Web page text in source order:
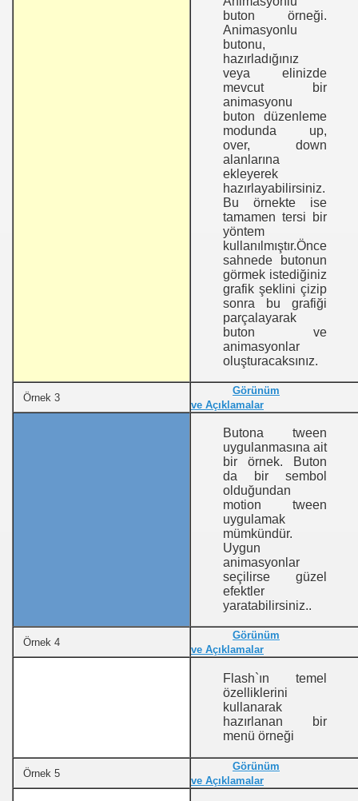
buton örneği.
Animasyonlu
butonu,
hazırladığınız
veya elinizde
mevcut bir
animasyonu
buton düzenleme
modunda up,
over, down
alanlarına
ekleyerek
hazırlayabilirsiniz.
Bu örnekte ise
tamamen tersi bir
yöntem
kullanılmıştır.Önce
sahnede butonun
görmek istediğiniz
grafik şeklini çizip
sonra bu grafiği
parçalayarak
buton ve
animasyonlar
oluşturacaksınız.
Örnek 3
Görünüm
ve Açıklamalar
Butona tween
uygulanmasına ait
bir örnek. Buton
da bir sembol
olduğundan
motion tween
uygulamak
mümkündür.
Uygun
animasyonlar
seçilirse güzel
efektler
yaratabilirsiniz..
Örnek 4
Görünüm
ve Açıklamalar
Flash`ın temel
özelliklerini
kullanarak
hazırlanan bir
menü örneği
Örnek 5
Görünüm
ve Açıklamalar